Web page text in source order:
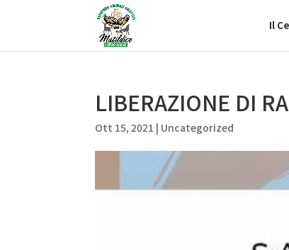
Il
LIBERAZIONE DI
Ott 15, 2021 | Uncategorized